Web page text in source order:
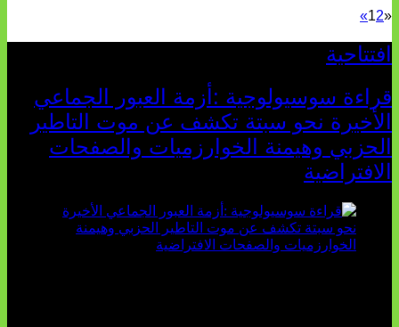
«
12
»
افتتاحية
قراءة سوسيولوجية :أزمة العبور الجماعي
الأخيرة نحو سبتة تكشف عن موت التاطير
الحزبي وهيمنة الخوارزميات والصفحات
الافتراضية